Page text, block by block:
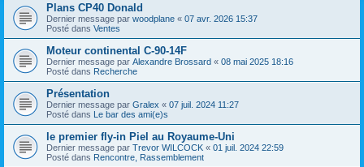
Plans CP40 Donald
Dernier message par woodplane « 07 avr. 2026 15:37
Posté dans Ventes
Moteur continental C-90-14F
Dernier message par Alexandre Brossard « 08 mai 2025 18:16
Posté dans Recherche
Présentation
Dernier message par Gralex « 07 juil. 2024 11:27
Posté dans Le bar des ami(e)s
le premier fly-in Piel au Royaume-Uni
Dernier message par Trevor WILCOCK « 01 juil. 2024 22:59
Posté dans Rencontre, Rassemblement